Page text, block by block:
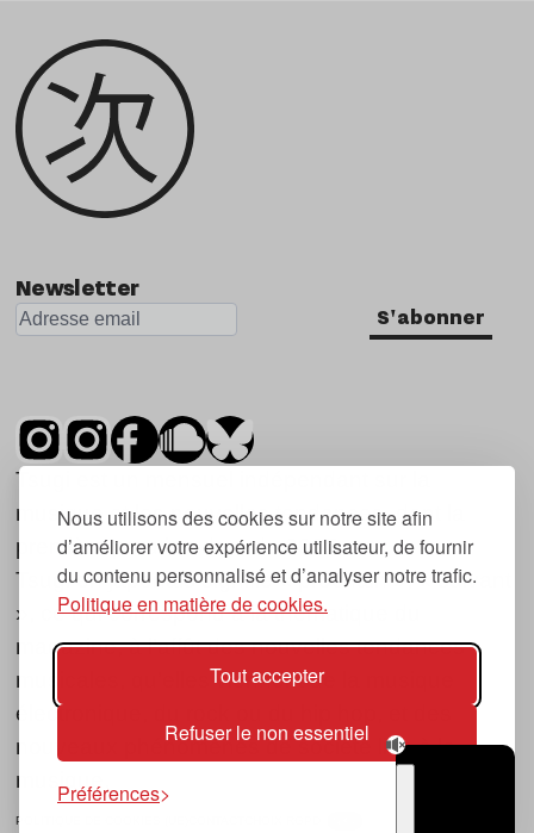
Nous utilisons des cookies sur notre site afin
d’améliorer votre expérience utilisateur, de fournir
du contenu personnalisé et d’analyser notre trafic.
Politique en matière de cookies.
Tout accepter
Refuser le non essentiel
Préférences
Newsletter
S'abonner
Tsugi est un mensuel indépendant sur la
musique et les nouvelles tendances, dont la
première parution date de 2007.
Tsugi en japonais signifie « prochain », « suivant
», ce qui correspond à la thématique du
magazine, à l’affût des nouvelles tendances
musicales, qu’elles viennent de la musique
électronique, du rock ou du hip hop, et des
nouveaux phénomènes de société liés à la
musique.
POLITIQUE DE COOKIES (UE)